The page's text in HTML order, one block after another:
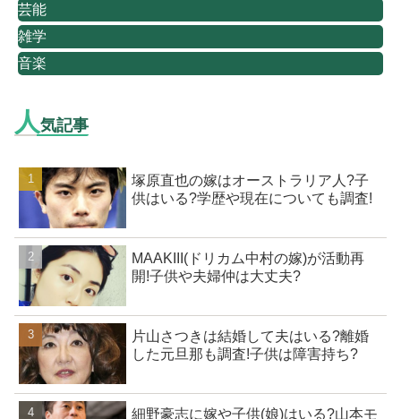
芸能
雑学
音楽
人気記事
塚原直也の嫁はオーストラリア人?子
供はいる?学歴や現在についても調査!
MAAKIII(ドリカム中村の嫁)が活動再
開!子供や夫婦仲は大丈夫?
片山さつきは結婚して夫はいる?離婚
した元旦那も調査!子供は障害持ち?
細野豪志に嫁や子供(娘)はいる?山本モ